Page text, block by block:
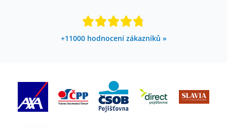

+11000 hodnocení zákazníků »